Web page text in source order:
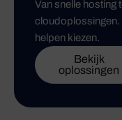
Van snelle hosting
cloudoplossingen.
helpen kiezen.
Bekijk
oplossingen